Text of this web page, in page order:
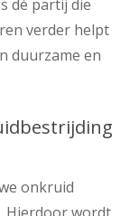
dé partij die
verder helpt
duurzame en
onkruid